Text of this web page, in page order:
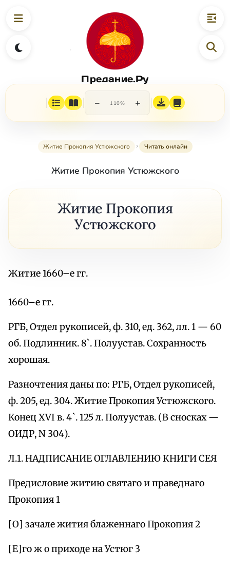
Предание.Ру
− 110% +
Житие Прокопия Устюжского Читать онлайн
Житие Прокопия Устюжского
Житие Прокопия
Устюжского
Житие 1660–е гг.
1660–е гг.
РГБ, Отдел рукописей, ф. 310, ед. 362, лл. 1 — 60
об. Подлинник. 8`. Полуустав. Сохранность
хорошая.
Разночтения даны по: РГБ, Отдел рукописей,
ф. 205, ед. 304. Житие Прокопия Устюжского.
Конец XVI в. 4`. 125 л. Полуустав. (В сносках —
ОИДР, N 304).
Л.1. НАДПИСАНИЕ ОГЛАВЛЕНИЮ КНИГИ СЕЯ
Предисловие житию святаго и праведнаго
Прокопия 1
[О] зачале жития блаженнаго Прокопия 2
[Е]го ж о приходе на Устюг 3